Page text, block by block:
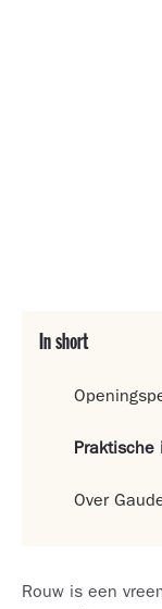
In short
Praktische
Over
Rouw is een